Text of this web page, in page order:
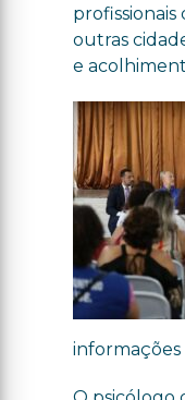
outras
e
informações